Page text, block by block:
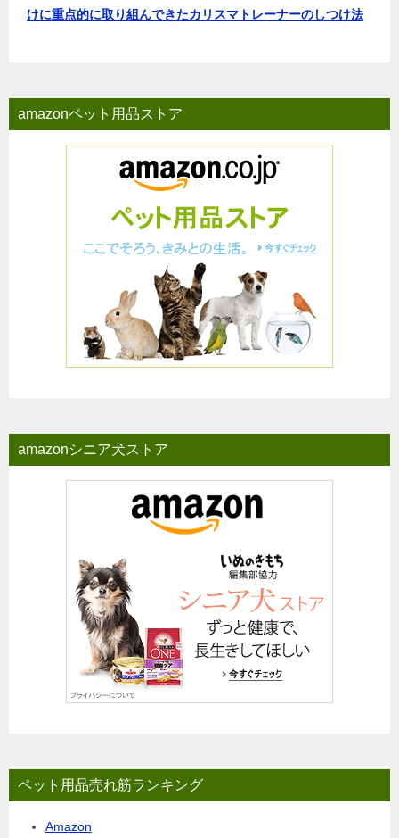
けに重点的に取り組んできたカリスマトレーナーのしつけ法
amazonペット用品ストア
amazonシニア犬ストア
ペット用品売れ筋ランキング
Amazon